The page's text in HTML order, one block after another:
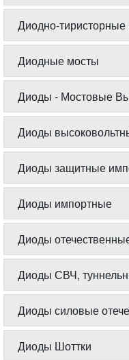
Диодно-тиристорные
Диодные мосты
Диоды - Мостовые
Диоды
Диоды защитные
Диоды импортные
Диоды
Диоды СВЧ,
Диоды силовые
Диоды Шоттки